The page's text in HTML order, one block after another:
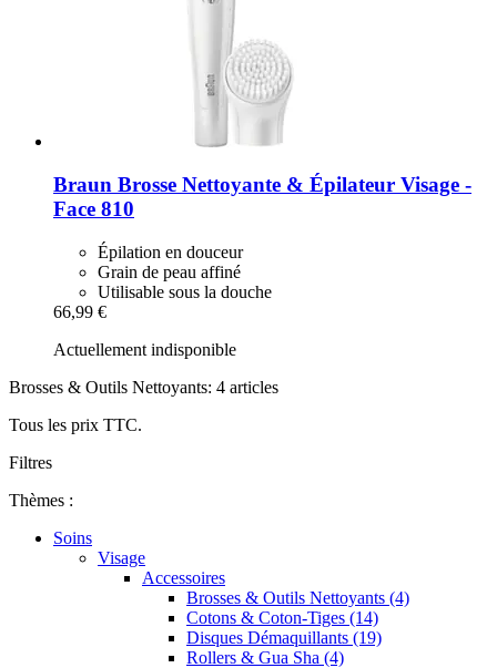
Braun Brosse Nettoyante & Épilateur Visage -​
Face 810
Épilation en douceur
Grain de peau affiné
Utilisable sous la douche
66,99 €
Actuellement indisponible
Brosses & Outils Nettoyants: 4 articles
Tous les prix TTC.
Filtres
Thèmes :
Soins
Visage
Accessoires
Brosses & Outils Nettoyants (4)
Cotons & Coton-Tiges (14)
Disques Démaquillants (19)
Rollers & Gua Sha (4)